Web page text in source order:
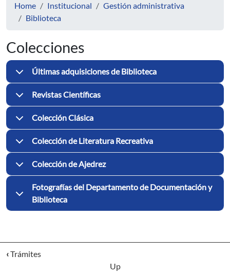
Home Institucional
Gestión administrativa
Biblioteca
Colecciones
Últimas adquisiciones de Biblioteca
Revistas Científicas
Colección Clásica
Colección de Literatura Recreativa
Colección de Ajedrez
Fotografías del Departamento de Documentación y
Biblioteca
‹Trámites
Up